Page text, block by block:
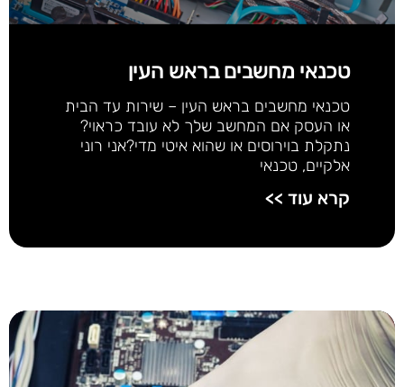
טכנאי מחשבים בראש העין
טכנאי מחשבים בראש העין – שירות עד הבית
או העסק אם המחשב שלך לא עובד כראוי?
נתקלת בוירוסים או שהוא איטי מדי?אני רוני
אלקיים, טכנאי
קרא עוד >>